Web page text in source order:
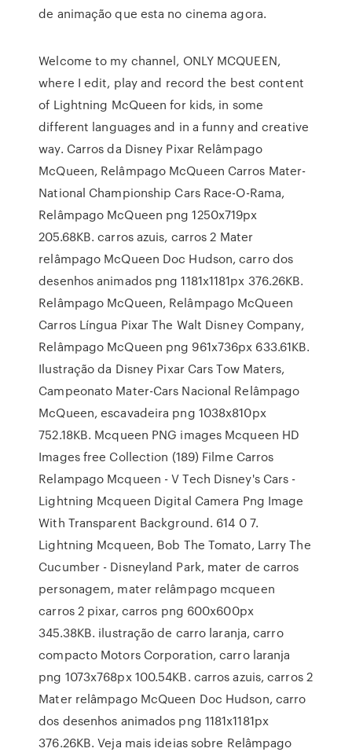
de animação que esta no cinema agora.
Welcome to my channel, ONLY MCQUEEN,
where I edit, play and record the best content
of Lightning McQueen for kids, in some
different languages and in a funny and creative
way. Carros da Disney Pixar Relâmpago
McQueen, Relâmpago McQueen Carros Mater-
National Championship Cars Race-O-Rama,
Relâmpago McQueen png 1250x719px
205.68KB. carros azuis, carros 2 Mater
relâmpago McQueen Doc Hudson, carro dos
desenhos animados png 1181x1181px 376.26KB.
Relâmpago McQueen, Relâmpago McQueen
Carros Língua Pixar The Walt Disney Company,
Relâmpago McQueen png 961x736px 633.61KB.
Ilustração da Disney Pixar Cars Tow Maters,
Campeonato Mater-Cars Nacional Relâmpago
McQueen, escavadeira png 1038x810px
752.18KB. Mcqueen PNG images Mcqueen HD
Images free Collection (189) Filme Carros
Relampago Mcqueen - V Tech Disney's Cars -
Lightning Mcqueen Digital Camera Png Image
With Transparent Background. 614 0 7.
Lightning Mcqueen, Bob The Tomato, Larry The
Cucumber - Disneyland Park, mater de carros
personagem, mater relâmpago mcqueen
carros 2 pixar, carros png 600x600px
345.38KB. ilustração de carro laranja, carro
compacto Motors Corporation, carro laranja
png 1073x768px 100.54KB. carros azuis, carros 2
Mater relâmpago McQueen Doc Hudson, carro
dos desenhos animados png 1181x1181px
376.26KB. Veja mais ideias sobre Relâmpago